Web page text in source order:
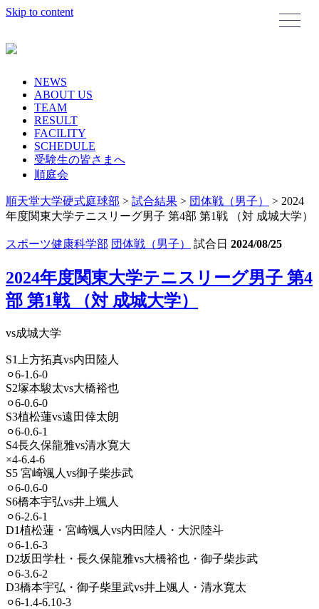
Skip to content
NEWS
ABOUT US
TEAM
RESULT
FACILITY
SCHEDULE
受験生の皆さまへ
順庭会
順天堂大学硬式庭球部 > 試合結果 > 団体戦（男子） > 2024
年度関東大学テニスリーグ男子 第4部 第1戦 （対 成城大学）
スポーツ健康科学部 団体戦（男子） 試合日 2024/08/25
2024年度関東大学テニスリーグ男子 第4
部 第1戦 （対 成城大学）
vs成城大学
S1上方拓真vs内田陸人
⚪︎6-1.6-0
S2塚本駿太vs大橋裕也
⚪︎6-0.6-0
S3植松蓮vs遠田倖太朗
⚪︎6-0.6-1
S4長久保龍雅vs清水寛大
×4-6.4-6
S5 宮崎颯人vs御子柴歩武
⚪︎6-0.6-0
S6橋本宇弘vs井上颯人
⚪︎6-2.6-1
D1植松蓮・宮崎颯人vs内田陸人・大沢陸斗
⚪︎6-1.6-3
D2坂田学杜・長久保龍雅vs大橋裕也・御子柴歩武
⚪︎6-3.6-2
D3橋本宇弘・御子柴里武vs井上颯人・清水寛太
⚪︎6-1.4-6.10-3